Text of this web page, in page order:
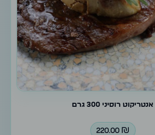
אנטריקוט רוסיני 300 גרם
220.00 ₪